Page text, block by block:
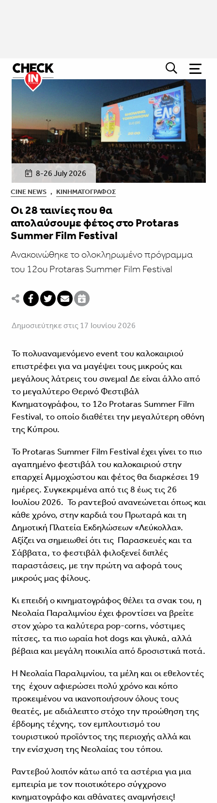
8-26 July 2026
CINE NEWS , ΚΙΝΗΜΑΤΟΓΡΆΦΟΣ
Οι 28 ταινίες που θα
απολαύσουμε φέτος στο Protaras
Summer Film Festival
Ανακοινώθηκε το ολοκληρωμένο πρόγραμμα
του 12ου Protaras Summer Film Festival
Δημοσιεύτηκε στις 17 Ιουνίου 2026
Το πολυαναμενόμενο event του καλοκαιριού
επιστρέφει για να μαγέψει τους μικρούς και
μεγάλους λάτρεις του σινεμα! Δε είναι άλλο από
το μεγαλύτερο Θερινό Φεστιβάλ
Κινηματογράφου, το 12ο Protaras Summer Film
Festival, το οποίο διαθέτει την μεγαλύτερη οθόνη
της Κύπρου.
Το Protaras Summer Film Festival έχει γίνει το πιο
αγαπημένο φεστιβάλ του καλοκαιριού στην
επαρχεί Αμμοχώστου και φέτος θα διαρκέσει 19
ημέρες. Συγκεκριμένα από τις 8 έως τις 26
Ιουλίου 2026. Το ραντεβού ανανεώνεται όπως και
κάθε χρόνο, στην καρδιά του Πρωταρά και τη
Δημοτική Πλατεία Εκδηλώσεων «Λεύκολλα».
Αξίζει να σημειωθεί ότι τις Παρασκευές και τα
Σάββατα, το φεστιβάλ φιλοξενεί διπλές
παραστάσεις, με την πρώτη να αφορά τους
μικρούς μας φίλους.
Κι επειδή ο κινηματογράφος θέλει τα σνακ του, η
Νεολαία Παραλιμνίου έχει φροντίσει να βρείτε
στον χώρο τα καλύτερα pop-corns, νόστιμες
πίτσες, τα πιο ωραία hot dogs και γλυκά, αλλά
βέβαια και μεγάλη ποικιλία από δροσιστικά ποτά.
Η Νεολαία Παραλιμνίου, τα μέλη και οι εθελοντές
της έχουν αφιερώσει πολύ χρόνο και κόπο
προκειμένου να ικανοποιήσουν όλους τους
θεατές, με αδιάλειπτο στόχο την προώθηση της
έβδομης τέχνης, τον εμπλουτισμό του
τουριστικού προϊόντος της περιοχής αλλά και
την ενίσχυση της Νεολαίας του τόπου.
Ραντεβού λοιπόν κάτω από τα αστέρια για μια
εμπειρία με τον ποιοτικότερο σύγχρονο
κινηματογράφο και αθάνατες αναμνήσεις!